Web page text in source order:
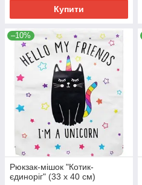
Купити
–10%
Рюкзак-мішок "Котик-
єдиноріг" (33 х 40 см)